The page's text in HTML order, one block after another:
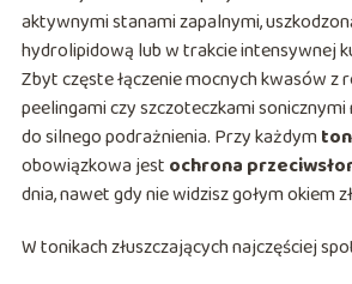
aktywnymi stanami zapalnymi,
hydrolipidową lub w trakcie intensywnej
Zbyt częste łączenie mocnych kwasów z
peelingami czy szczoteczkami
do silnego podrażnienia. Przy każdym
obowiązkowa jest ochrona
dnia, nawet gdy nie widzisz gołym okiem
W tonikach złuszczających najczęściej